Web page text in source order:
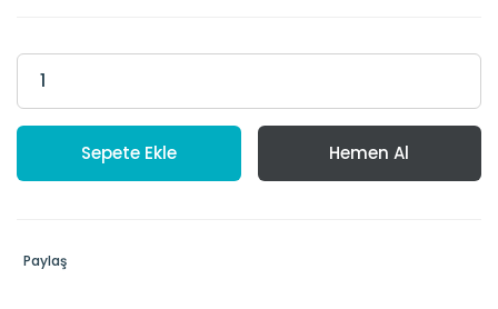
Sepete Ekle Hemen Al
Paylaş